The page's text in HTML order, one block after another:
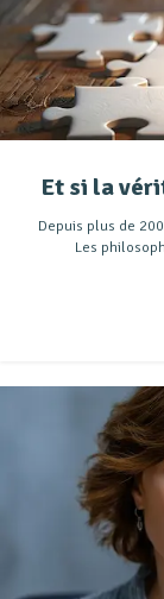
Et si la
Depuis plus de
Les